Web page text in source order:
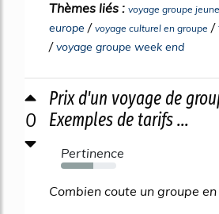
Thèmes liés : voyage groupe
europe / voyage culturel en groupe /
/voyage groupe week end
0
Prix d'un voyage de
Exemples de tarifs ...
Pertinence
59%
Combien coute un groupe